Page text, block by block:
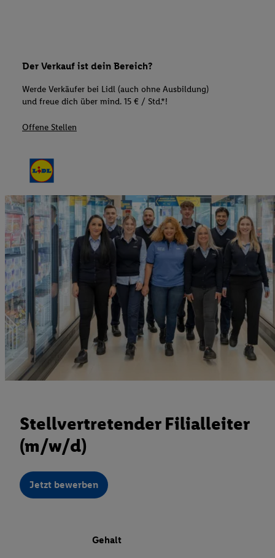
Der Verkauf ist dein Bereich?
Werde Verkäufer bei Lidl (auch ohne Ausbildung)
und freue dich über mind. 15 € / Std.*!
Offene Stellen
Stellvertretender Filialleiter
(m/w/d)
Jetzt bewerben
Gehalt